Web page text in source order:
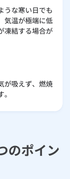
うな寒い日でも
気温が極端に低
凍結する場合が
が吸えず、燃焼
のポイン